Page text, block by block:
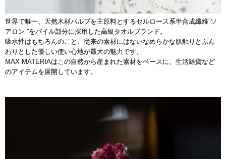
世界で唯一、天然木材パルプを主原料とするセルロース系半合成繊維”ソ
アロン ”をパイル部分に採用した高級タオルブランド。
吸水性はもちろんのこと、従来の素材にはないなめらかな肌触りとふん
わりとした優しい使い心地が最大の魅力です。
MAX MATERIAはこの自然から産まれた素材をベースに、生活雑貨など
のアイテムを展開しています。